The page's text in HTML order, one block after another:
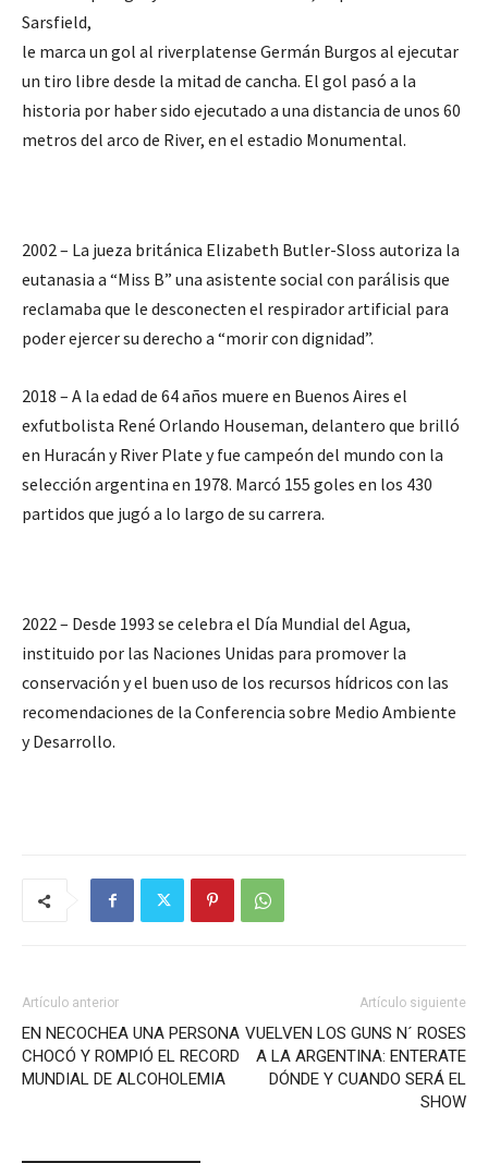
Sarsfield,
le marca un gol al riverplatense Germán Burgos al ejecutar
un tiro libre desde la mitad de cancha. El gol pasó a la
historia por haber sido ejecutado a una distancia de unos 60
metros del arco de River, en el estadio Monumental.
2002 – La jueza británica Elizabeth Butler-Sloss autoriza la
eutanasia a “Miss B” una asistente social con parálisis que
reclamaba que le desconecten el respirador artificial para
poder ejercer su derecho a “morir con dignidad”.
2018 – A la edad de 64 años muere en Buenos Aires el
exfutbolista René Orlando Houseman, delantero que brilló
en Huracán y River Plate y fue campeón del mundo con la
selección argentina en 1978. Marcó 155 goles en los 430
partidos que jugó a lo largo de su carrera.
2022 – Desde 1993 se celebra el Día Mundial del Agua,
instituido por las Naciones Unidas para promover la
conservación y el buen uso de los recursos hídricos con las
recomendaciones de la Conferencia sobre Medio Ambiente
y Desarrollo.
Artículo anterior
EN NECOCHEA UNA PERSONA
CHOCÓ Y ROMPIÓ EL RECORD
MUNDIAL DE ALCOHOLEMIA
Artículo siguiente
VUELVEN LOS GUNS N´ ROSES
A LA ARGENTINA: ENTERATE
DÓNDE Y CUANDO SERÁ EL
SHOW